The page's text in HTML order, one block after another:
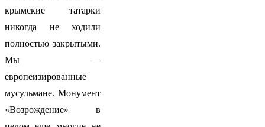
крымские татарки
никогда не ходили
полностью закрытыми.
Мы —
европеизированные
мусульмане. Монумент
«Возрождение» в